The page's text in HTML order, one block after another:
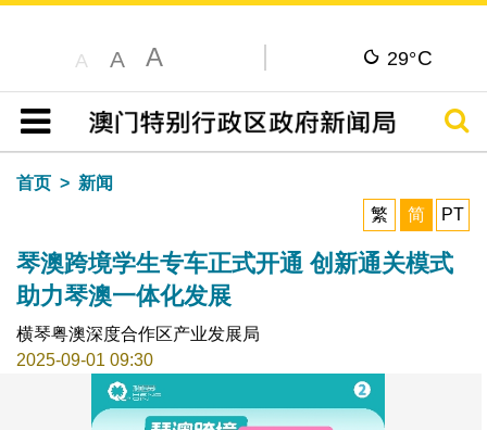
A A A 29°C
目录
搜寻
首页
新闻
繁
简 PT
琴澳跨境学生专车正式开通 创新通关模式
助力琴澳一体化发展
横琴粤澳深度合作区产业发展局
2025-09-01 09:30